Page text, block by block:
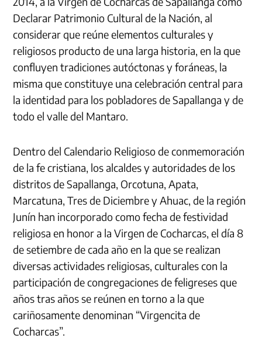
Declarar Patrimonio Cultural de la Nación, al
considerar que reúne elementos culturales y
religiosos producto de una larga historia, en la que
confluyen tradiciones autóctonas y foráneas, la
misma que constituye una celebración central para
la identidad para los pobladores de Sapallanga y de
todo el valle del Mantaro.
Dentro del Calendario Religioso de conmemoración
de la fe cristiana, los alcaldes y autoridades de los
distritos de Sapallanga, Orcotuna, Apata,
Marcatuna, Tres de Diciembre y Ahuac, de la región
Junín han incorporado como fecha de festividad
religiosa en honor a la Virgen de Cocharcas, el día 8
de setiembre de cada año en la que se realizan
diversas actividades religiosas, culturales con la
participación de congregaciones de feligreses que
años tras años se reúnen en torno a la que
cariñosamente denominan “Virgencita de
Cocharcas”.